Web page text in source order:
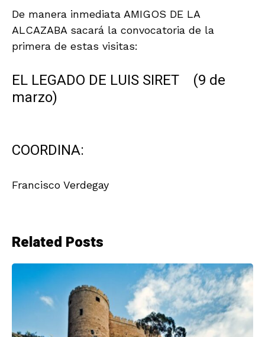
De manera inmediata AMIGOS DE LA
ALCAZABA sacará la convocatoria de la
primera de estas visitas:
EL LEGADO DE LUIS SIRET (9 de
marzo)
COORDINA:
Francisco Verdegay
Related Posts